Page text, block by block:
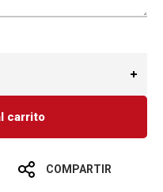
carrito
COMPARTIR